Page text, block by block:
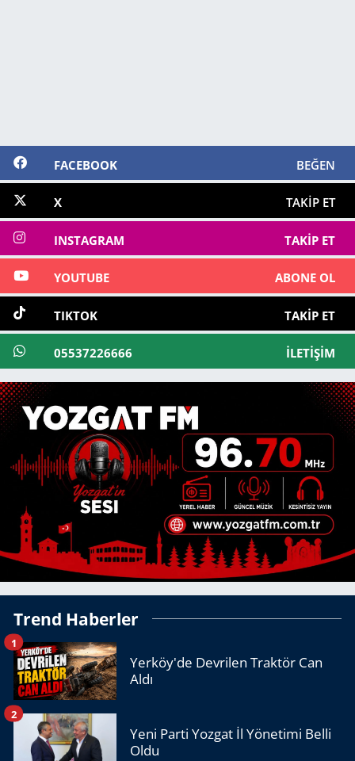
FACEBOOK BEĞEN
X TAKIP ET
INSTAGRAM TAKIP ET
YOUTUBE ABONE OL
TIKTOK TAKIP ET
05537226666 İLETIŞIM
Trend Haberler
Yerköy'de Devrilen Traktör Can
Aldı
1
Yeni Parti Yozgat İl Yönetimi Belli
Oldu
2